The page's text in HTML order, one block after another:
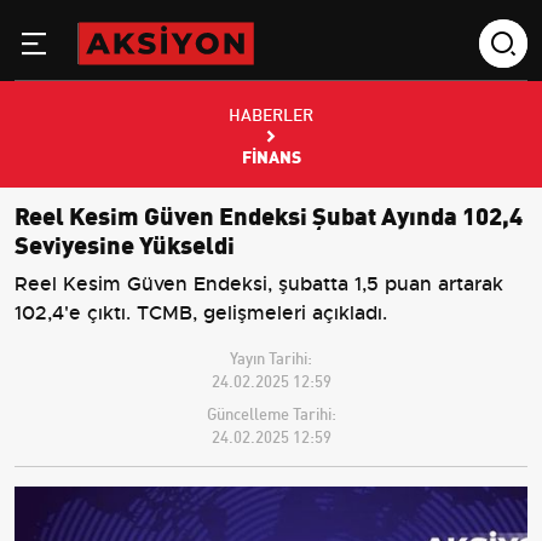
HABERLER
FINANS
Reel Kesim Güven Endeksi Şubat Ayında 102,4
Seviyesine Yükseldi
Reel Kesim Güven Endeksi, şubatta 1,5 puan artarak
102,4'e çıktı. TCMB, gelişmeleri açıkladı.
Yayın Tarihi:
24.02.2025 12:59
Güncelleme Tarihi:
24.02.2025 12:59